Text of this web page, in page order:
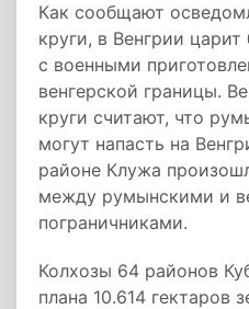
Как сообщают
круги, в Венгрии
с военными
венгерской границы.
круги считают, что
могут напасть на
районе Клужа
между румынскими и
пограничниками.
Колхозы 64 районов
плана 10.614 гектаров